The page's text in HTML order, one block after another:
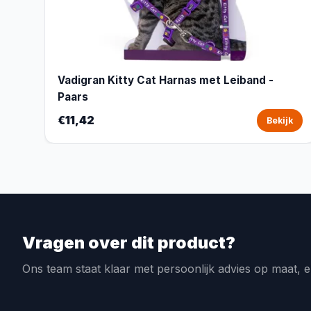
Vadigran Kitty Cat Harnas met Leiband -
Paars
€11,42 Bekijk
Vragen over dit product?
Ons team staat klaar met persoonlijk advies op maat,